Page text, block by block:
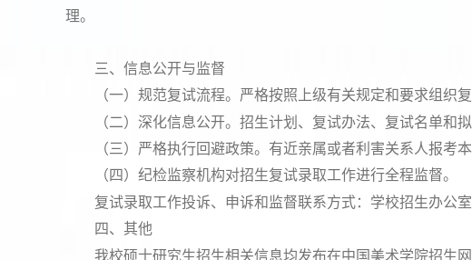
理。
三、信息公开与监督
（一）规范复试流程。严格按照上级有关规定和要求组织
（二）深化信息公开。招生计划、复试办法、复试名单
（三）严格执行回避政策。有近亲属或者利害关系人报考
（四）纪检监察机构对招生复试录取工作进行全程监督。
复试录取工作投诉、申诉和监督联系方式：学校招生办公
四、其他
我校硕士研究生招生相关信息均发布在中国美术学院招生